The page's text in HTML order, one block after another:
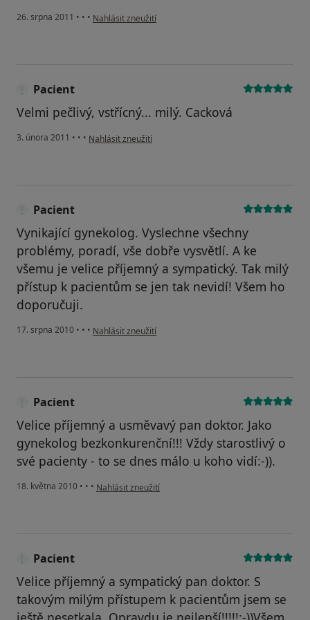
26. srpna 2011 • • • podle názoru uživatele Váš účet byl odstraněn
Nahlásit zneužití
Pacient
Velmi pečlivý, vstřícný... milý. Cacková
3. února 2011 • • • podle názoru uživatele Pacient
Nahlásit zneužití
Pacient
Vynikající gynekolog. Vyslechne všechny
problémy, poradí, vše dobře vysvětlí. A ke
všemu je velice příjemný a sympatický. Tak milý
přístup k pacientům se jen tak nevidí! Všem ho
doporučuji.
17. srpna 2010 • • • podle názoru uživatele Pacient
Nahlásit zneužití
Pacient
Velice příjemný a usměvavý pan doktor. Jako
gynekolog bezkonkurenční!!! Vždy starostlivý o
své pacienty - to se dnes málo u koho vidí:-)).
18. května 2010 • • • podle názoru uživatele Pacient
Nahlásit zneužití
Pacient
Velice příjemný a sympatický pan doktor. S
takovým milým přístupem k pacientům jsem se